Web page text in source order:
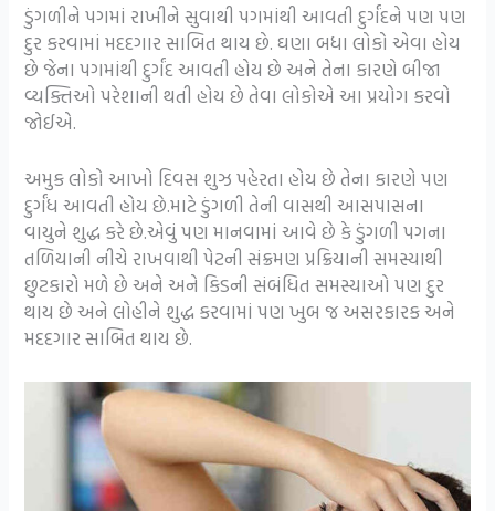
ડુંગળીને પગમાં રાખીને સુવાથી પગમાંથી આવતી દુર્ગંદને પણ પણ
દુર કરવામાં મદદગાર સાબિત થાય છે. ઘણા બધા લોકો એવા હોય
છે જેના પગમાંથી દુર્ગંદ આવતી હોય છે અને તેના કારણે બીજા
વ્યક્તિઓ પરેશાની થતી હોય છે તેવા લોકોએ આ પ્રયોગ કરવો
જોઈએ.
અમુક લોકો આખો દિવસ શુઝ પહેરતા હોય છે તેના કારણે પણ
દુર્ગંધ આવતી હોય છે.માટે ડુંગળી તેની વાસથી આસપાસના
વાયુને શુદ્ધ કરે છે.એવું પણ માનવામાં આવે છે કે ડુંગળી પગના
તળિયાની નીચે રાખવાથી પેટની સંક્રમણ પ્રક્રિયાની સમસ્યાથી
છુટકારો મળે છે અને અને કિડની સંબંધિત સમસ્યાઓ પણ દુર
થાય છે અને લોહીને શુદ્ધ કરવામાં પણ ખુબ જ અસરકારક અને
મદદગાર સાબિત થાય છે.